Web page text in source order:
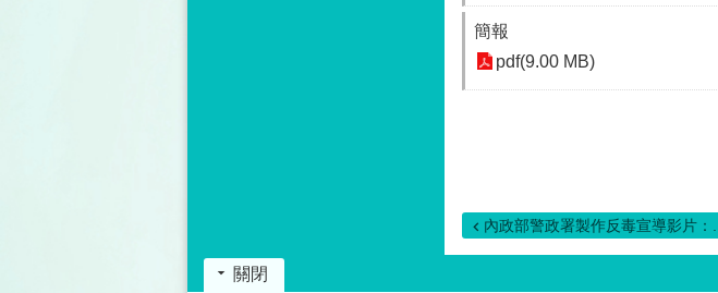
簡報
pdf(9.00 MB)
內政部警政署製作反毒宣導影片：...
關閉